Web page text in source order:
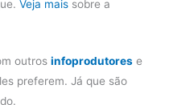
Veja mais sobre a
outros infoprodutores e
preferem. Já que são